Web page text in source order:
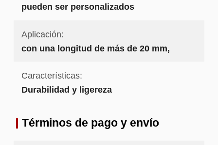
pueden ser personalizados
Aplicación:
con una longitud de más de 20 mm,
Características:
Durabilidad y ligereza
Términos de pago y envío